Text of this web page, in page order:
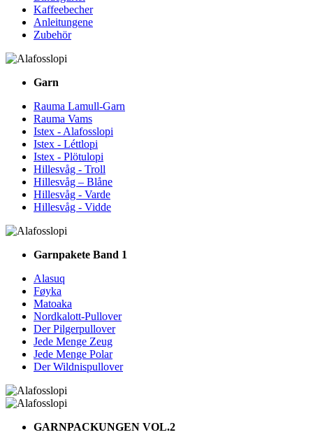
Kaffeebecher
Anleitungene
Zubehör
Garn
Rauma Lamull-Garn
Rauma Vams
Istex - Alafosslopi
Istex - Léttlopi
Istex - Plötulopi
Hillesvåg - Troll
Hillesvåg – Blåne
Hillesvåg - Varde
Hillesvåg - Vidde
Garnpakete Band 1
Alasuq
Føyka
Matoaka
Nordkalott-Pullover
Der Pilgerpullover
Jede Menge Zeug
Jede Menge Polar
Der Wildnispullover
GARNPACKUNGEN VOL.2